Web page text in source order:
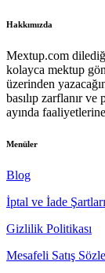
Hakkımızda
Mextup.com
kolayca mektup
üzerinden
basılıp zarflanır
ayında faaliyetlerine
Menüler
Blog
İptal ve İade Şartları
Gizlilik Politikası
Mesafeli Satış